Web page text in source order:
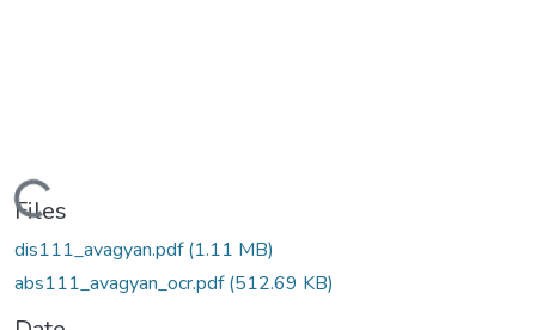
Loading...
Files
dis111_avagyan.pdf(1.11 MB)
abs111_avagyan_ocr.pdf(512.69 KB)